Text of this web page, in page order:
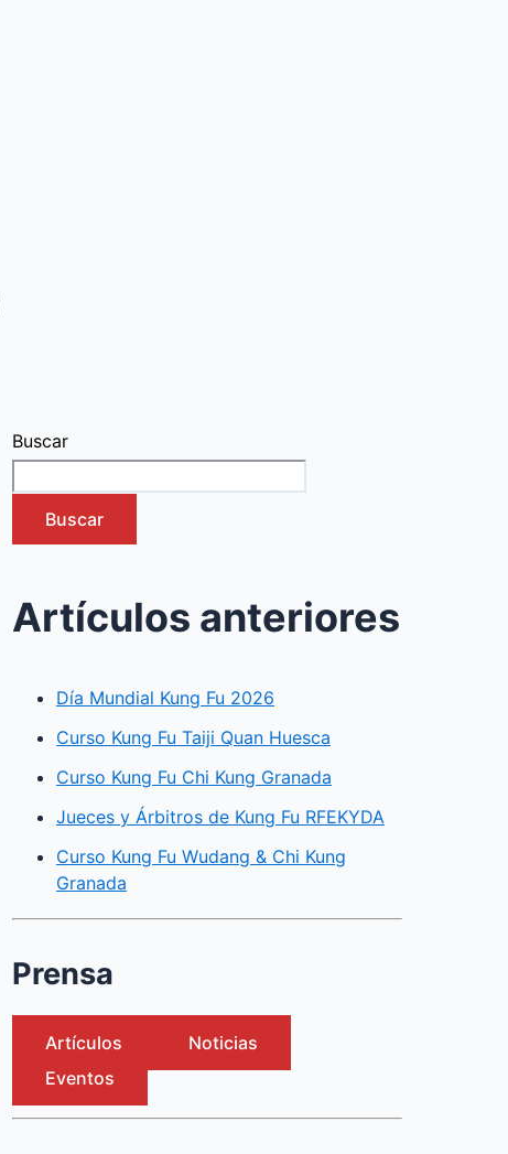
Buscar
Buscar
Artículos anteriores
Día Mundial Kung Fu 2026
Curso Kung Fu Taiji Quan Huesca
Curso Kung Fu Chi Kung Granada
Jueces y Árbitros de Kung Fu RFEKYDA
Curso Kung Fu Wudang & Chi Kung
Granada
Prensa
Artículos
Noticias
Eventos